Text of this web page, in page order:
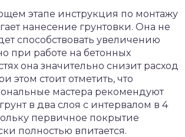
этапе инструкция по монтажу
нанесение грунтовки. Она не
способствовать увеличению
при работе на бетонных
она значительно снизит расход
этом стоит отметить, что
мастера рекомендуют
в два слоя с интервалом в 4
первичное покрытие
полностью впитается.